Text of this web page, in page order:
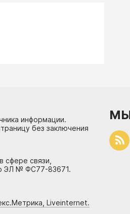
информации.
без заключения
сфере связи,
ЭЛ № ФС77-83671.
Liveinternet.